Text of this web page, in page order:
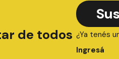
de todos ¿Ya tenés
Ingresá